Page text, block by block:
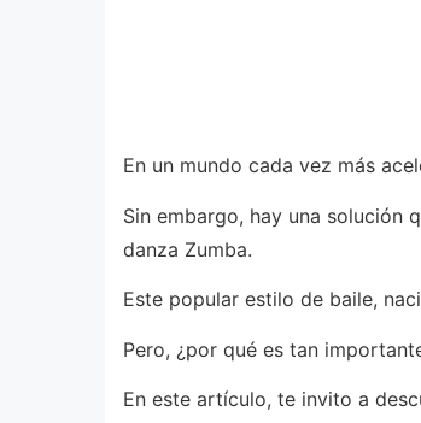
En un mundo cada vez más
Sin embargo, hay una solución
danza Zumba.
Este popular estilo de baile,
Pero, ¿por qué es tan
En este artículo, te invito a